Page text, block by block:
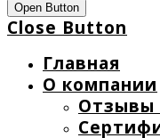
Open Button
Close Button
Главная
О компании
Отзывы